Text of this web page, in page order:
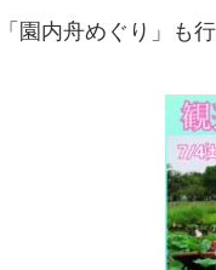
園内舟めぐり」も